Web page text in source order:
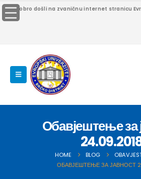
Dobro došli na zvaničnu internet stranicu
Обавјештење за
HOME BLOG
ОБАВЈЕШТЕЊЕ ЗА ЈАВНОСТ